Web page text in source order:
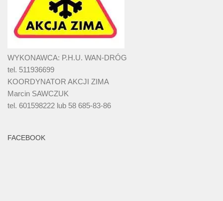
WYKONAWCA: P.H.U. WAN-DRÓG
tel. 511936699
KOORDYNATOR AKCJI ZIMA
Marcin SAWCZUK
tel. 601598222 lub 58 685-83-86
FACEBOOK